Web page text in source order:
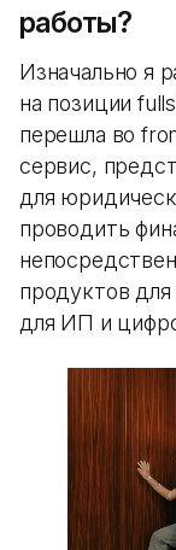
работы?
Изначально я
на позиции
перешла во
сервис,
для
проводить
продуктов
для ИП и